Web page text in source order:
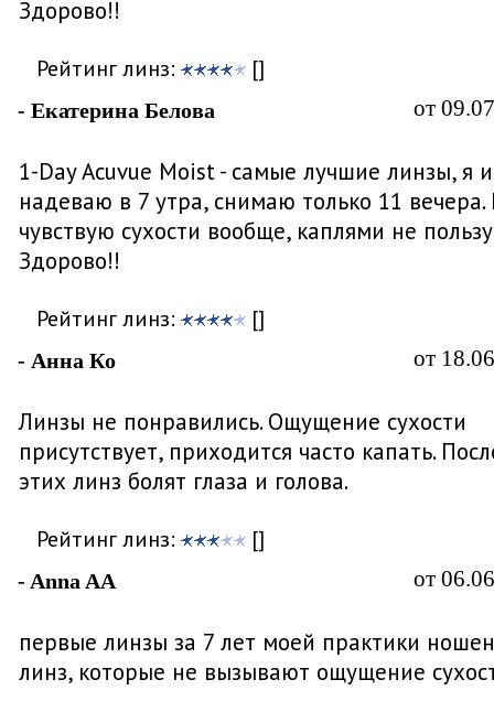
Здорово!!
Рейтинг линз: []
- Екатерина Белова от
1-Day Acuvue Moist - самые лучшие линзы, я
надеваю в 7 утра, снимаю только 11 вечера.
чувствую сухости вообще, каплями не
Здорово!!
Рейтинг линз: []
- Анна Ко от
Линзы не понравились. Ощущение сухости
присутствует, приходится часто капать.
этих линз болят глаза и голова.
Рейтинг линз: []
- Anna AA от
первые линзы за 7 лет моей практики
линз, которые не вызывают ощущение